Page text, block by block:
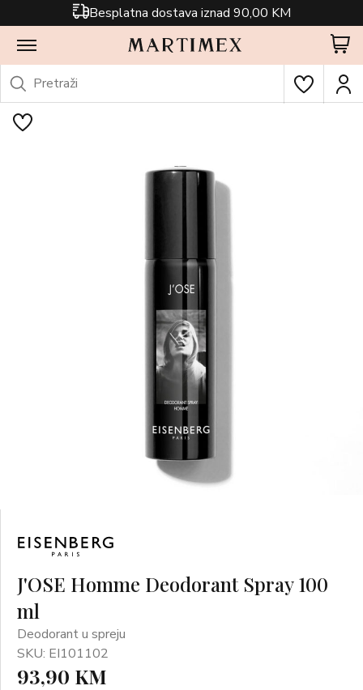
Besplatna dostava iznad 90,00 KM
J'OSE Homme Deodorant Spray 100
ml
Deodorant u spreju
SKU: EI101102
93,90 KM